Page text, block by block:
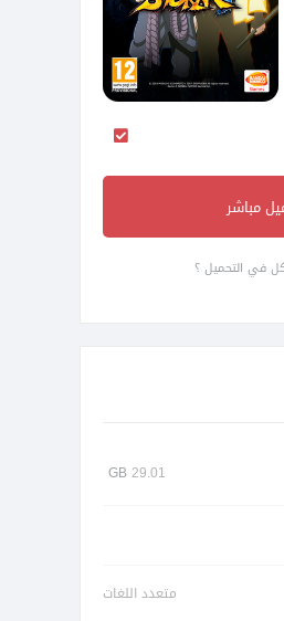
مباشر
في التحميل ؟
29.01
GB
متعدد اللغات